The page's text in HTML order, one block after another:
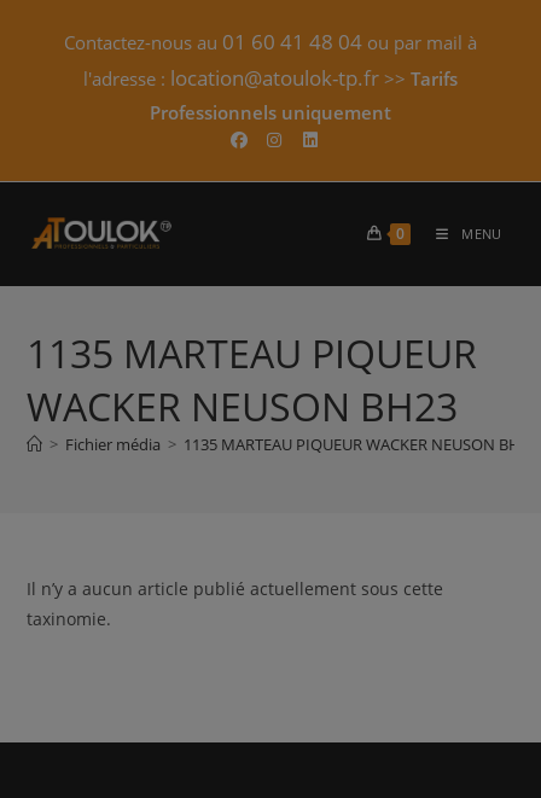
Contactez-nous au 01 60 41 48 04 ou par mail à
l'adresse : location@atoulok-tp.fr >> Tarifs
Professionnels uniquement​
0 MENU
1135 MARTEAU PIQUEUR
WACKER NEUSON BH23
> Fichier média > 1135 MARTEAU PIQUEUR WACKER NEUSON BH23
Il n’y a aucun article publié actuellement sous cette
taxinomie.